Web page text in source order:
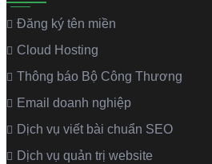
Đăng ký tên miền
Cloud Hosting
Thông báo Bộ Công Thương
Email doanh nghiệp
Dịch vụ viết bài chuẩn SEO
Dịch vụ quản trị website